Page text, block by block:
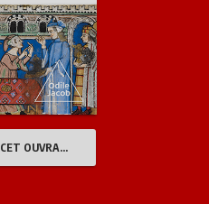
CET OUVRAGE